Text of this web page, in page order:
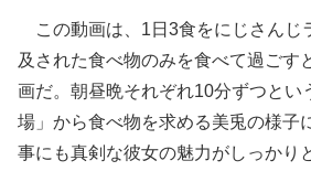
この動画は、1日3食をにじさんじ
及された食べ物のみを食べて過ごす
画だ。朝昼晩それぞれ10分ずつとい
場」から食べ物を求める美兎の様子
事にも真剣な彼女の魅力がしっかり